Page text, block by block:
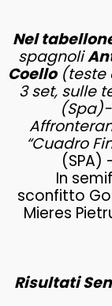
Nel
spagnoli
Coello(teste
3 set, sulle
“Cuadro
(SPA)
In
sconfitto
Mieres
Risultati